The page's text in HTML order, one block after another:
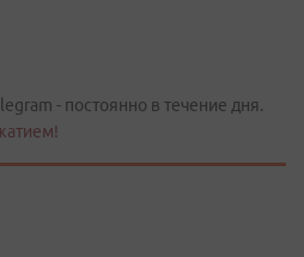
- постоянно в течение дня.